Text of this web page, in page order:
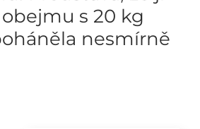
s 20 kg
nesmírně